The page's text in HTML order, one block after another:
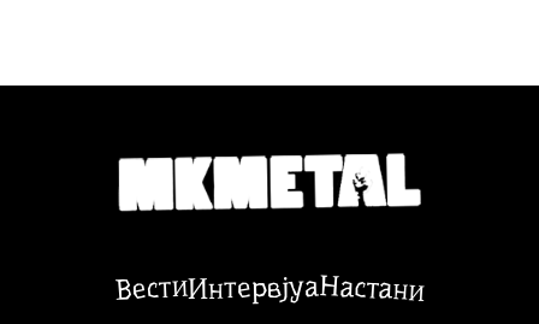
ВестиИнтервјуаНастани